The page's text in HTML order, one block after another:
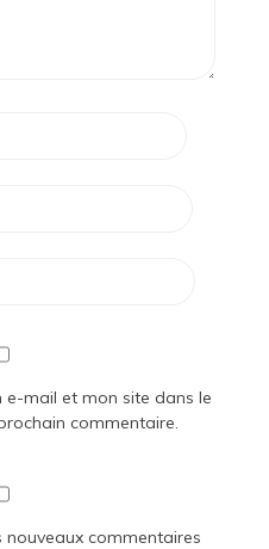
e-mail et mon site dans le
commentaire.
commentaires